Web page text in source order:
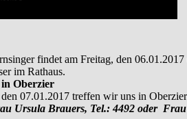
findet am Freitag, den
im Rathaus.
Oberzier
07.01.2017 treffen wir uns in
Ursula Brauers, Tel.: 4492 oder